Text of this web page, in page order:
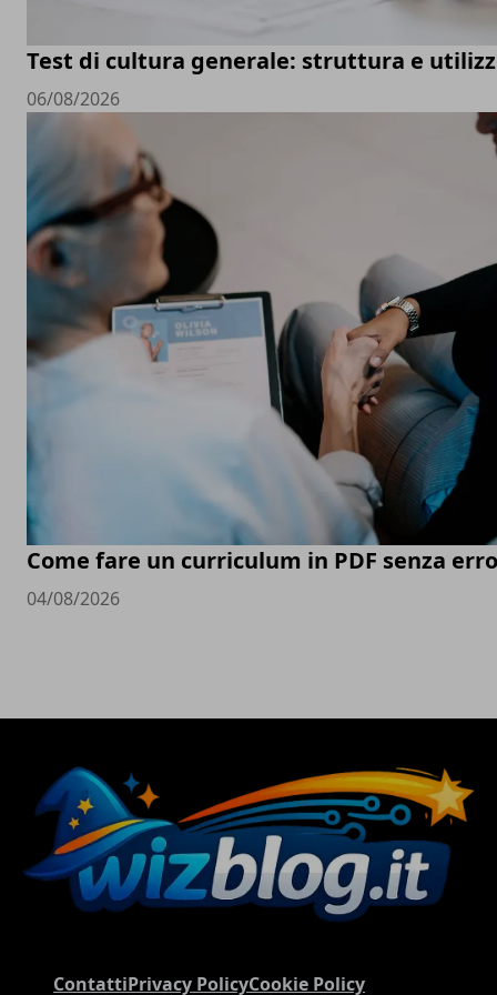
Test di cultura generale: struttura e
06/08/2026
Come fare un curriculum in PDF senza
04/08/2026
ContattiPrivacy PolicyCookie Policy